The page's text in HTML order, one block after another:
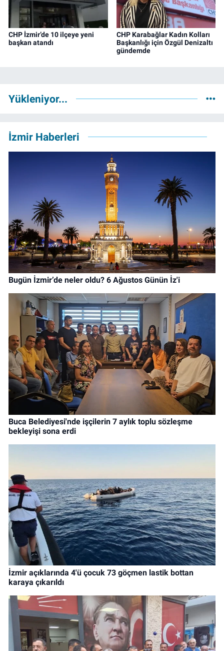
CHP İzmir’de 10 ilçeye yeni
başkan atandı
CHP Karabağlar Kadın Kolları
Başkanlığı için Özgül Denizaltı
gündemde
Yükleniyor...
İzmir Haberleri
Bugün İzmir’de neler oldu? 6 Ağustos Günün İz'i
Buca Belediyesi'nde işçilerin 7 aylık toplu sözleşme
bekleyişi sona erdi
İzmir açıklarında 4'ü çocuk 73 göçmen lastik bottan
karaya çıkarıldı